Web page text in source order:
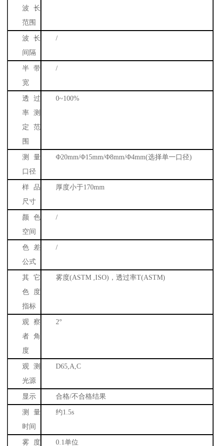
波长
范围
波长
间隔
/
半带
宽
/
透过
率测
定范
围
0~100%
测量
口径
Φ20mm/Φ15mm/Φ8mm/Φ4mm(选择单一口径)
样品
尺寸
厚度小于170mm
颜色
空间
/
色差
公式
/
其它
色度
指标
雾度(ASTM ,ISO) ，透过率T(ASTM)
观察
者角
度
2°
观测
光源
D65,A,C
显示 合格/不合格结果
测量
时间
约1.5s
雾度
0.1单位